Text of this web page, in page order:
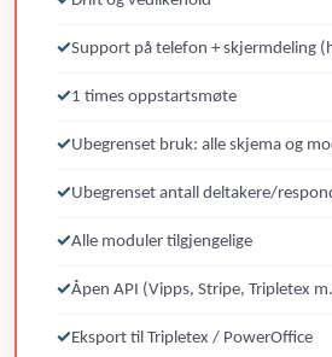
Support på telefon + skjermdeling
1 times oppstartsmøte
Ubegrenset bruk: alle skjema og
Ubegrenset antall deltakere/
Alle moduler tilgjengelige
Åpen API (Vipps, Stripe, Tripletex
Eksport til Tripletex / PowerOffice